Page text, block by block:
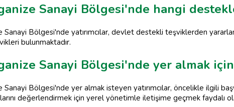
Sanayi Bölgesi'nde hangi
Sanayi Bölgesi'nde yatırımcılar, devlet destekli teşviklerden
bulunmaktadır.
Sanayi Bölgesi'nde yer almak için
Sanayi Bölgesi'nde yer almak isteyen yatırımcılar, öncelikle ilgili
değerlendirmek için yerel yönetimle iletişime geçmek faydalı